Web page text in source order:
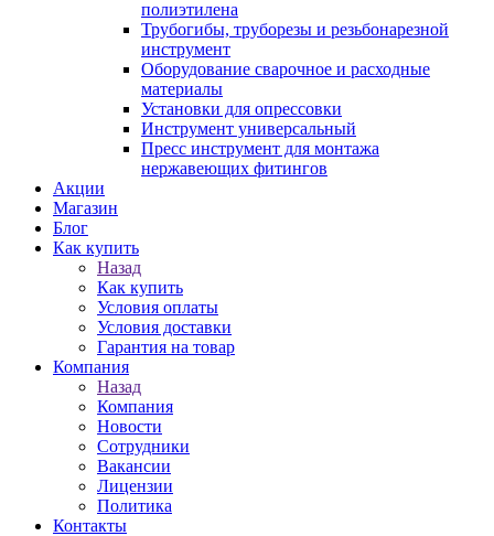
полиэтилена
Трубогибы, труборезы и резьбонарезной
инструмент
Оборудование сварочное и расходные
материалы
Установки для опрессовки
Инструмент универсальный
Пресс инструмент для монтажа
нержавеющих фитингов
Акции
Магазин
Блог
Как купить
Назад
Как купить
Условия оплаты
Условия доставки
Гарантия на товар
Компания
Назад
Компания
Новости
Сотрудники
Вакансии
Лицензии
Политика
Контакты